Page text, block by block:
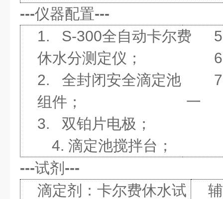
---仪器配置---
1. S-300全自动卡尔费
休水分测定仪；
2. 全封闭安全滴定池
组件；
3. 双铂片电极；
4. 滴定池搅拌台；
一
---试剂 ---
滴定剂：卡尔费休水试